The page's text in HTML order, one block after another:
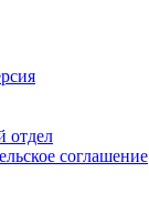
отдел
соглашение